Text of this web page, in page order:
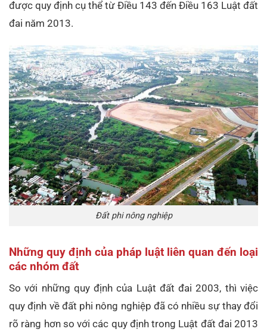
được quy định cụ thể từ Điều 143 đến Điều 163 Luật đất
đai năm 2013.
Đất phi nông nghiệp
Những quy định của pháp luật liên quan đến loại
các nhóm đất
So với những quy định của Luật đất đai 2003, thì việc
quy định về đất phi nông nghiệp đã có nhiều sự thay đổi
rõ ràng hơn so với các quy định trong Luật đất đai 2013